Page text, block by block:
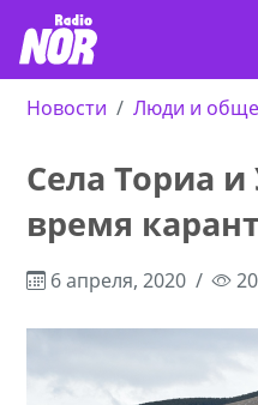
Новости Люди и
Села Ториа
время
6 апреля, 2020